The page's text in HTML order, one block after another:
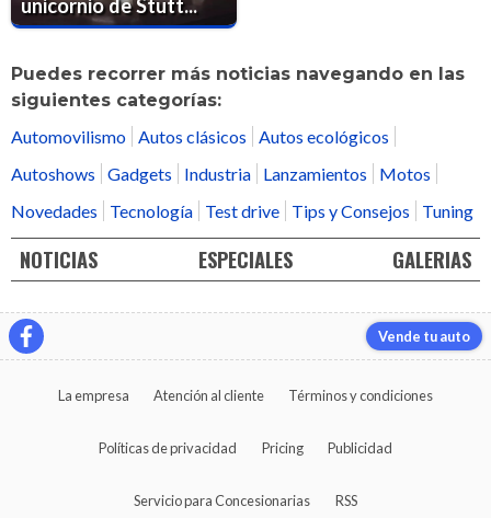
unicornio de Stutt...
Puedes recorrer más noticias navegando en las
siguientes categorías:
Automovilismo Autos clásicos
Autos ecológicos
Autoshows
Gadgets Industria Lanzamientos
Motos
Novedades
Tecnología Test drive Tips y Consejos Tuning
NOTICIAS ESPECIALES GALERIAS
Vende tu auto
La empresa Atención al cliente Términos y condiciones
Políticas de privacidad Pricing Publicidad
Servicio para Concesionarias RSS